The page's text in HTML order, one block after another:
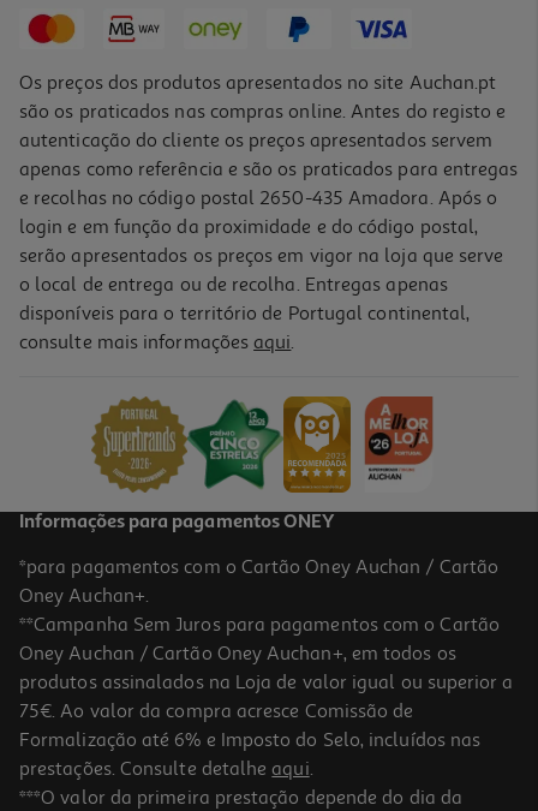
Promoção
-20%
Livro Férias Com Frozen 4 De Disney
PVP de editor
-20%
Livro Férias Com Frozen 5 De Disney
Os preços dos produtos apresentados no site Auchan.pt
são os praticados nas compras online. Antes do registo e
autenticação do cliente os preços apresentados servem
apenas como referência e são os praticados para entregas
e recolhas no código postal 2650-435 Amadora. Após o
login e em função da proximidade e do código postal,
serão apresentados os preços em vigor na loja que serve
o local de entrega ou de recolha. Entregas apenas
disponíveis para o território de Portugal continental,
consulte mais informações aqui.
Informações para pagamentos ONEY
*para pagamentos com o Cartão Oney Auchan / Cartão
Oney Auchan+.
**Campanha Sem Juros para pagamentos com o Cartão
Oney Auchan / Cartão Oney Auchan+, em todos os
produtos assinalados na Loja de valor igual ou superior a
75€. Ao valor da compra acresce Comissão de
Formalização até 6% e Imposto do Selo, incluídos nas
prestações. Consulte detalhe aqui.
***O valor da primeira prestação depende do dia da